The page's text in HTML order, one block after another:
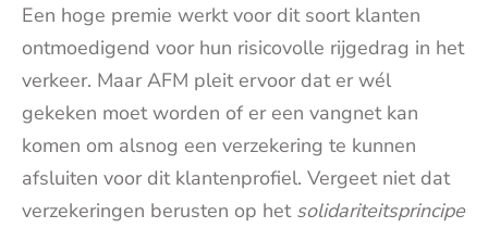
Een hoge premie werkt voor dit soort klanten
ontmoedigend voor hun risicovolle rijgedrag in het
verkeer. Maar AFM pleit ervoor dat er wél
gekeken moet worden of er een vangnet kan
komen om alsnog een verzekering te kunnen
afsluiten voor dit klantenprofiel. Vergeet niet dat
verzekeringen berusten op het solidariteitsprincipe